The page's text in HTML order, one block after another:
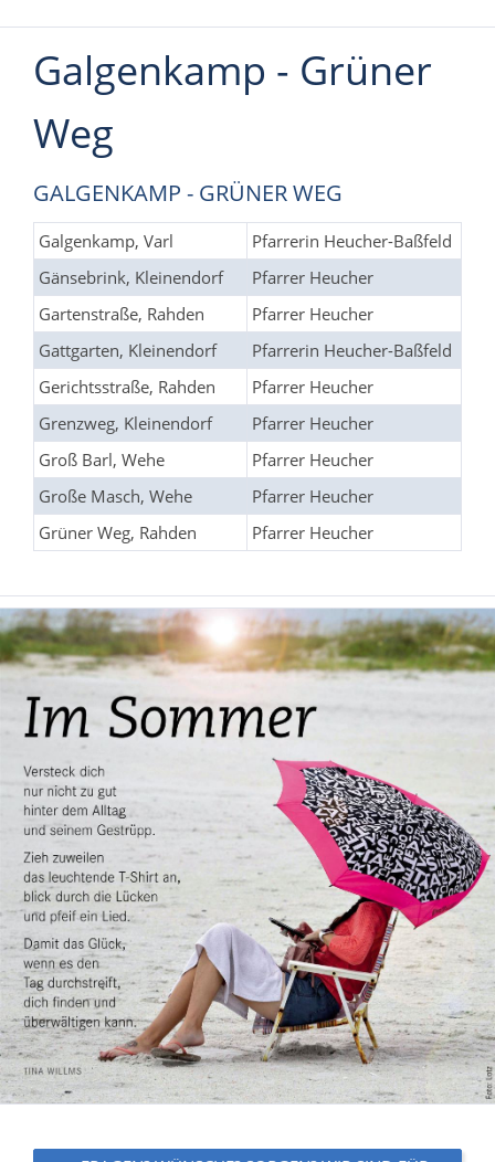
Galgenkamp - Grüner
Weg
GALGENKAMP - GRÜNER WEG
Galgenkamp, Varl
Pfarrerin Heucher-Baßfeld
Gänsebrink, Kleinendorf
Pfarrer Heucher
Gartenstraße, Rahden
Pfarrer Heucher
Gattgarten, Kleinendorf
Pfarrerin Heucher-Baßfeld
Gerichtsstraße, Rahden
Pfarrer Heucher
Grenzweg, Kleinendorf
Pfarrer Heucher
Groß Barl, Wehe
Pfarrer Heucher
Große Masch, Wehe
Pfarrer Heucher
Grüner Weg, Rahden
Pfarrer Heucher